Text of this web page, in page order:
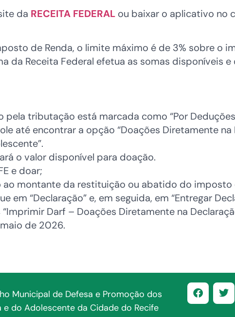
da RECEITA FEDERAL ou baixar o aplicativo no
de Renda, o limite máximo é de 3% sobre o
da Receita Federal efetua as somas disponíveis
tributação está marcada como “Por Deduções
até encontrar a opção “Doações Diretamente na
o valor disponível para doação.
e doar;
ao montante da restituição ou abatido do
“Declaração” e, em seguida, em “Entregar
Darf – Doações Diretamente na
de 2026.
Municipal de Defesa e Promoção dos
e do Adolescente da Cidade do Recife